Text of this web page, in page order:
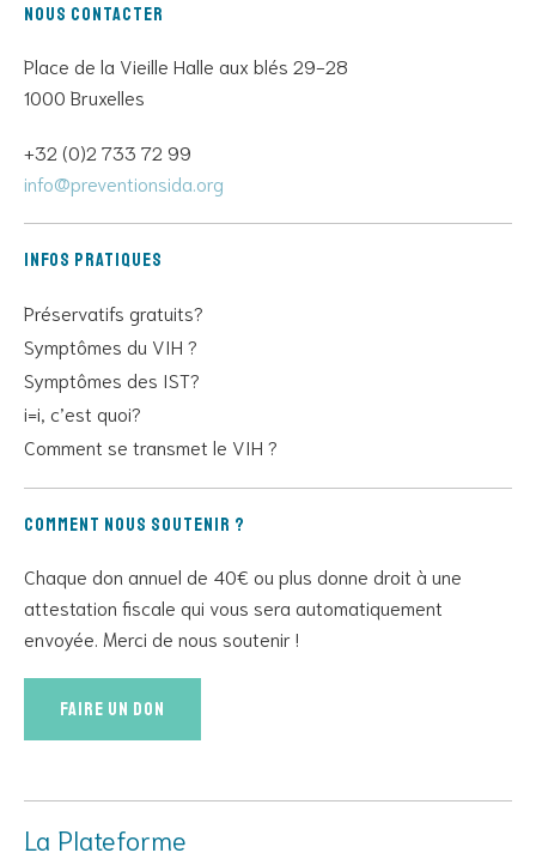
Nous contacter
Place de la Vieille Halle aux blés 29-28
1000 Bruxelles
+32 (0)2 733 72 99
info@preventionsida.org
Infos pratiques
Préservatifs gratuits?
Symptômes du VIH ?
Symptômes des IST?
i=i, c’est quoi?
Comment se transmet le VIH ?
Comment nous soutenir ?
Chaque don annuel de 40€ ou plus donne droit à une
attestation fiscale qui vous sera automatiquement
envoyée. Merci de nous soutenir !
Faire un don
La Plateforme